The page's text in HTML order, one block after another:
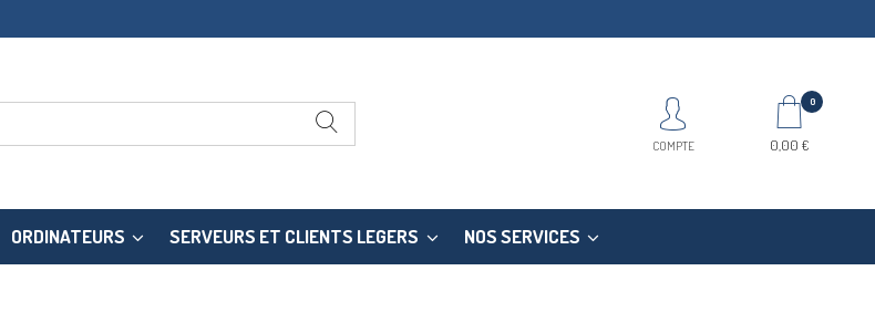
COMPTE
0
0,00 €
ORDINATEURS SERVEURS ET CLIENTS LEGERS NOS SERVICES